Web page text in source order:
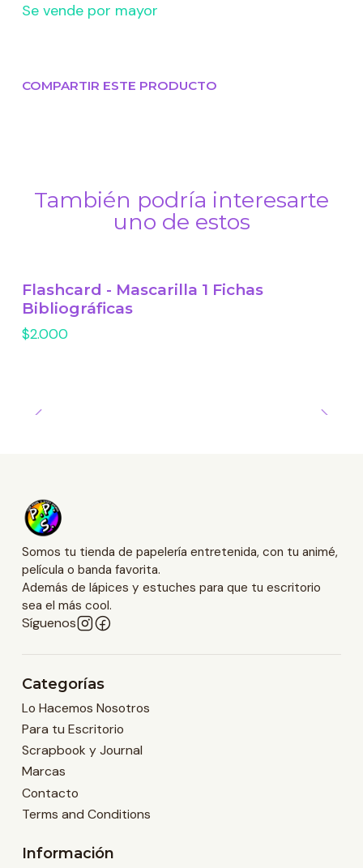
Se vende por mayor
COMPARTIR ESTE PRODUCTO
También podría interesarte
uno de estos
Flashcard - Mascarilla 1 Fichas
Bibliográficas
$2.000
Somos tu tienda de papelería entretenida, con tu animé,
película o banda favorita.
Además de lápices y estuches para que tu escritorio
sea el más cool.
Síguenos
Categorías
Lo Hacemos Nosotros
Para tu Escritorio
Scrapbook y Journal
Marcas
Contacto
Terms and Conditions
Información